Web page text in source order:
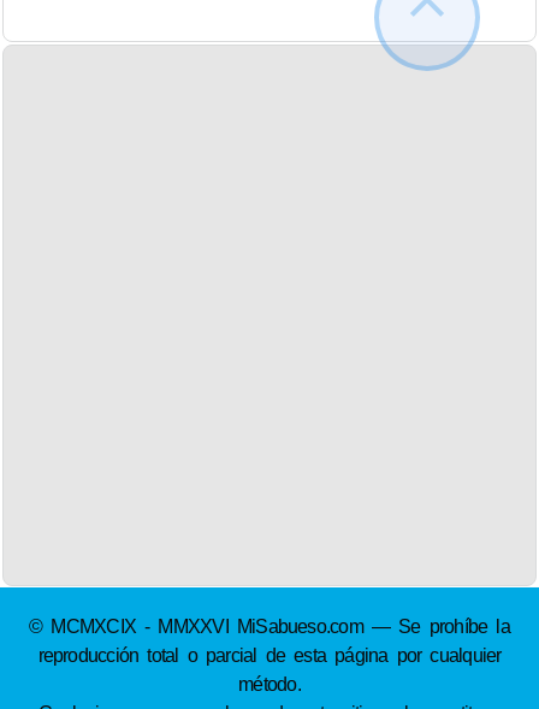
© MCMXCIX - MMXXVI MiSabueso.com — Se prohíbe la
reproducción total o parcial de esta página por cualquier
método.